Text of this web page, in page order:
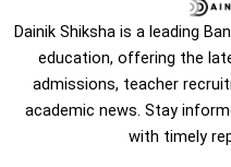
Dainik Shiksha is a leading
education, offering the
admissions, teacher
academic news. Stay
with timely